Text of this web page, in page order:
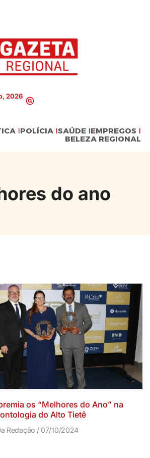
2026
POLÍCIA SAÚDE EMPREGOS
BELEZA REGIONAL
do ano
os “Melhores do Ano” na
do Alto Tietê
Redação 07/10/2024